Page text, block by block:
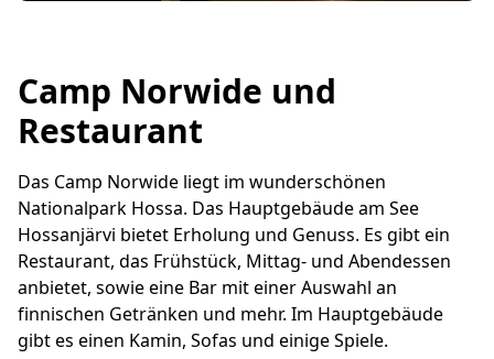
Camp Norwide und
Restaurant
Das Camp Norwide liegt im wunderschönen
Nationalpark Hossa. Das Hauptgebäude am See
Hossanjärvi bietet Erholung und Genuss. Es gibt ein
Restaurant, das Frühstück, Mittag- und Abendessen
anbietet, sowie eine Bar mit einer Auswahl an
finnischen Getränken und mehr. Im Hauptgebäude
gibt es einen Kamin, Sofas und einige Spiele.